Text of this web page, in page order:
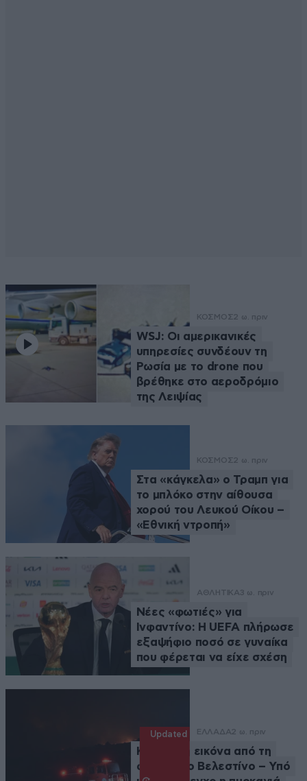
ΚΟΣΜΟΣ2 ω. πριν
WSJ: Οι αμερικανικές
υπηρεσίες συνδέουν τη
Ρωσία με το drone που
βρέθηκε στο αεροδρόμιο
της Λειψίας
ΚΟΣΜΟΣ2 ω. πριν
Στα «κάγκελα» ο Τραμπ για
το μπλόκο στην αίθουσα
χορού του Λευκού Οίκου –
«Εθνική ντροπή»
ΑΘΛΗΤΙΚΑ3 ω. πριν
Νέες «φωτιές» για
Ινφαντίνο: Η UEFA πλήρωσε
εξαψήφιο ποσό σε γυναίκα
που φέρεται να είχε σχέση
Updated ΕΛΛΑΔΑ2 ω. πριν
Καλύτερη εικόνα από τη
φωτιά στο Βελεστίνο – Υπό